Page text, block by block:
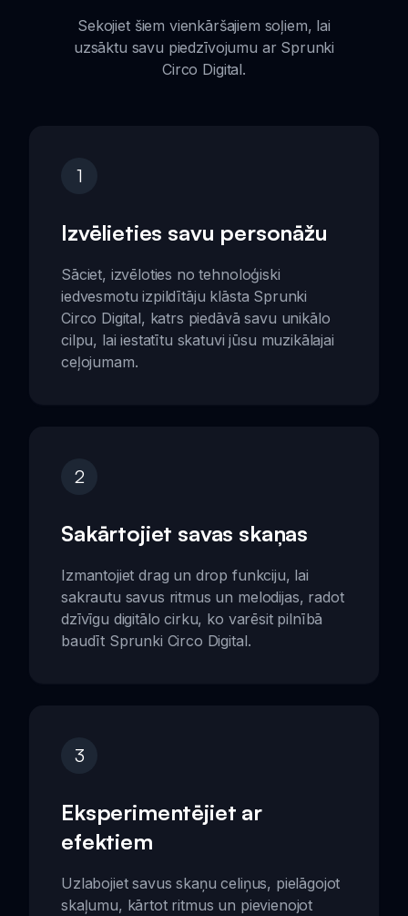
Sekojiet šiem vienkāršajiem soļiem, lai
uzsāktu savu piedzīvojumu ar Sprunki
Circo Digital.
1
Izvēlieties savu personāžu
Sāciet, izvēloties no tehnoloģiski
iedvesmotu izpildītāju klāsta Sprunki
Circo Digital, katrs piedāvā savu unikālo
cilpu, lai iestatītu skatuvi jūsu muzikālajai
ceļojumam.
2
Sakārtojiet savas skaņas
Izmantojiet drag un drop funkciju, lai
sakrautu savus ritmus un melodijas, radot
dzīvīgu digitālo cirku, ko varēsit pilnībā
baudīt Sprunki Circo Digital.
3
Eksperimentējiet ar
efektiem
Uzlabojiet savus skaņu celiņus, pielāgojot
skaļumu, kārtot ritmus un pievienojot